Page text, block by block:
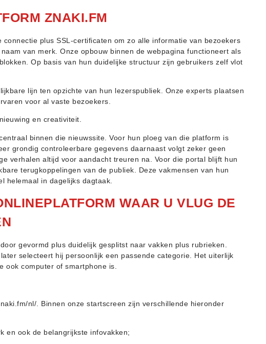
ZNAKI.FM
plus SSL-certificaten om zo alle informatie van bezoekers
van merk. Onze opbouw binnen de webpagina functioneert als
Op basis van hun duidelijke structuur zijn gebruikers zelf vlot
lijn ten opzichte van hun lezerspubliek. Onze experts plaatsen
voor al vaste bezoekers.
en creativiteit.
binnen die nieuwssite. Voor hun ploeg van die platform is
grondig controleerbare gegevens daarnaast volgt zeker geen
verhalen altijd voor aandacht treuren na. Voor die portal blijft hun
terugkoppelingen van de publiek. Deze vakmensen van hun
helemaal in dagelijks dagtaak.
WAAR U VLUG DE
gevormd plus duidelijk gesplitst naar vakken plus rubrieken.
selecteert hij persoonlijk een passende categorie. Het uiterlijk
ook computer of smartphone is.
nl/. Binnen onze startscreen zijn verschillende hieronder
en ook de belangrijkste infovakken;